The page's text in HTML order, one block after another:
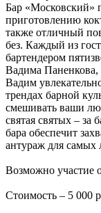
Бар «Московский»
приготовлению
также отличный
без. Каждый из
бартендером
Вадима Паненкова,
Вадим
трендах барной
смешивать ваши
святая святых – за
бара обеспечит
антураж для самых
Возможно участие
Стоимость – 5 000